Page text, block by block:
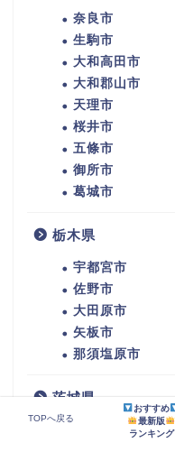
奈良市
生駒市
大和高田市
大和郡山市
天理市
桜井市
五條市
御所市
葛城市
栃木県
宇都宮市
佐野市
大田原市
矢板市
那須塩原市
茨城県
TOPへ戻る
おすすめ
最新版
ランキング